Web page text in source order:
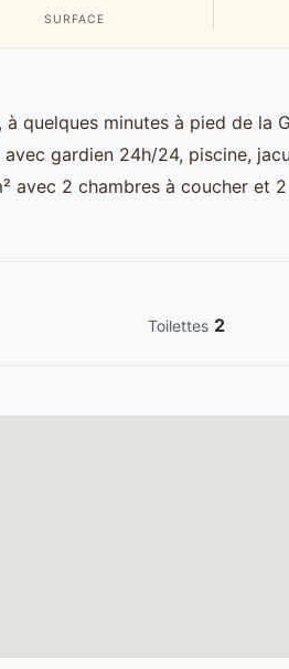
SURFACE
quelques minutes à pied de la
gardien 24h/24, piscine,
avec 2 chambres à coucher et
Toilettes 2